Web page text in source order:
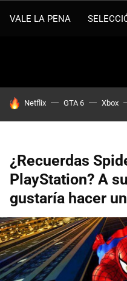
VALE LA PENA
HOY SE HABLA DE
Netflix GTA 6 Xbox
¿Recuerdas
PlayStation? A
gustaría hacer